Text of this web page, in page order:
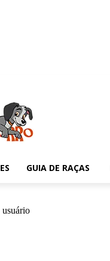
GUIA DE RAÇAS
usuário